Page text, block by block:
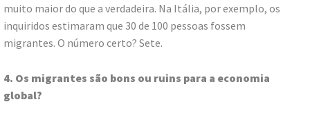
muito maior do que a verdadeira. Na Itália, por exemplo, os
inquiridos estimaram que 30 de 100 pessoas fossem
migrantes. O número certo? Sete.
4. Os migrantes são bons ou ruins para a economia
global?